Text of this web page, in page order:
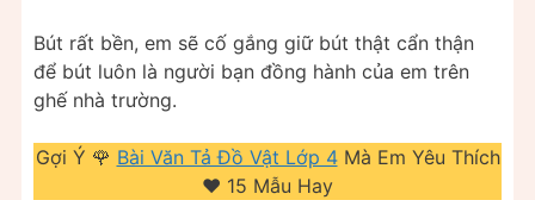
Bút rất bền, em sẽ cố gắng giữ bút thật cẩn thận
để bút luôn là người bạn đồng hành của em trên
ghế nhà trường.
Gợi Ý 🌹 Bài Văn Tả Đồ Vật Lớp 4Mà Em Yêu Thích
❤️️ 15 Mẫu Hay